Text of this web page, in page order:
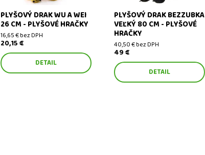
PLYŠOVÝ DRAK WU A WEI
26 CM - PLYŠOVÉ HRAČKY
16,65 € bez DPH
20,15 €
DETAIL
PLYŠOVÝ DRAK BEZZUBKA
VEĽKÝ 80 CM - PLYŠOVÉ
HRAČKY
40,50 € bez DPH
49 €
DETAIL